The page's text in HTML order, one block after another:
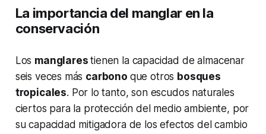
La importancia del manglar en la
conservación
Los manglarestienen la capacidad de almacenar
seis veces más carbono que otros bosques
tropicales. Por lo tanto, son escudos naturales
ciertos para la protección del medio ambiente, por
su capacidad mitigadora de los efectos del cambio